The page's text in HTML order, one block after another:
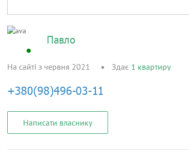
Павло
На сайті з червня 2021 Здає 1 квартиру
Написати власнику